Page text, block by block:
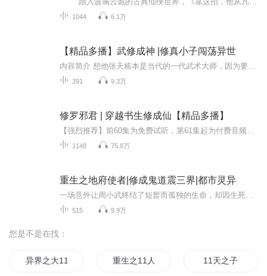
1044 6.1万
【精品多播】武修成神 |修真小子闯荡异世
391 9.3万
修罗邪君 | 穿越书生修成仙【精品多播】
1148 75.8万
重生之地府使者|修成鬼道震三界|都市灵异
515 9.9万
您是不是在找：
异界之大11 重生之11人生 11天之子